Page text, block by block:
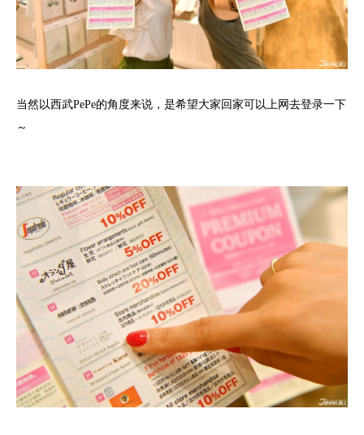
当然以西武PePe的角度来说，是希望大家回家可以上网去登录一下
～